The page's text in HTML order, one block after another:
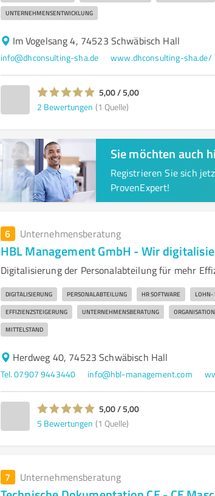
UNTERNEHMENSENTWICKLUNG
Im Vogelsang 4, 74523 Schwäbisch Hall
info@dhconsulting-sha.de www.dhconsulting-sha.de/
5,00 / 5,00
2 Bewertungen (1 Quelle)
Sie möchten auch
Registrieren Sie sich
ProvenExpert!
6 Unternehmensberatung
HBL Management GmbH - Wir
Digitalisierung der Personalabteilung für mehr
DIGITALISIERUNG PERSONALABTEILUNG HR SOFTWARE LOHN-
EFFIZIENZSTEIGERUNG UNTERNEHMENSBERATUNG
MITTELSTAND
Herdweg 40, 74523 Schwäbisch Hall
Tel. 07907 9443440 info@hbl-management.com
5,00 / 5,00
5 Bewertungen (1 Quelle)
7 Unternehmensberatung